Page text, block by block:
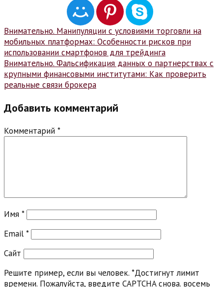
Навигация
по
записям
Внимательно. Манипуляции с условиями торговли на
мобильных платформах: Особенности рисков при
использовании смартфонов для трейдинга
Внимательно. Фальсификация данных о партнерствах с
крупными финансовыми институтами: Как проверить
реальные связи брокера
Добавить комментарий
Комментарий *
Имя *
Email *
Сайт
Решите пример, если вы человек. *Достигнут лимит
времени. Пожалуйста, введите CAPTCHA снова. восемь